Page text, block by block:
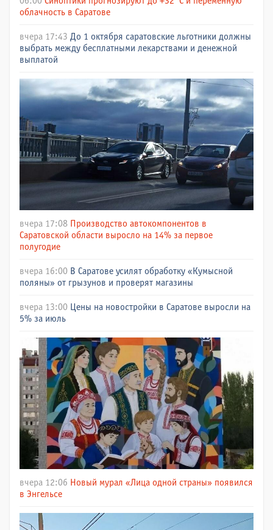
облачность в Саратове
вчера 17:43 До 1 октября саратовские льготники должны
выбрать между бесплатными лекарствами и денежной
выплатой
вчера 17:08 Производство автокомпонентов в
Саратовской области выросло на 14% за первое
полугодие
вчера 16:00 В Саратове усилят обработку «Кумысной
поляны» от грызунов и проверят магазины
вчера 13:00 Цены на новостройки в Саратове выросли на
5% за июль
вчера 12:06 Новый мурал «Лица одной страны» появился
в Энгельсе